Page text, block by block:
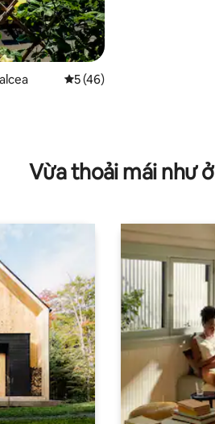
Xếp hạng trung bình 5/5, 46
5 (46)
Vừa thoải mái như